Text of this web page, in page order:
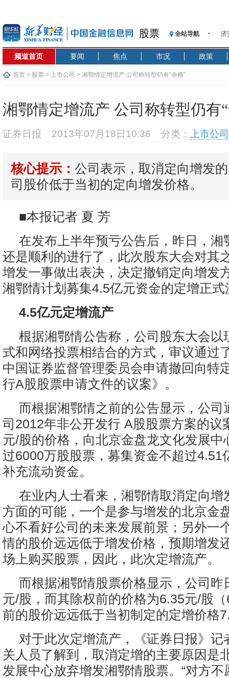
股票 全站导航
济
【
基
恒
频道首页 要闻 焦点 市况 政策
首页 > 股票 > 上市公司 > 湘鄂情定增流产 公司称转型仍有“余粮”
湘鄂情定增流产 公司称转型仍有
证券日报 2013年07月18日10:36 分类： 上市公司
核心提示： 公司表示，取消定向增发
司股价低于当初的定向增发价格。
■本报记者 夏 芳
在发布上半年预亏公告后，昨日，湘
还是顺利的进行了，此次股东大会对其
增发一事做出表决，决定撤销定向增发
湘鄂情计划募集4.5亿元资金的定增正式
4.5亿元定增流产
根据湘鄂情公告称，公司股东大会以
式和网络投票相结合的方式，审议通过
中国证券监督管理委员会申请撤回向特
行A股股票申请文件的议案》。
而根据湘鄂情之前的公告显示，公司
司2012年非公开发行 A股股票方案的议
元/股的价格，向北京金盘龙文化发展中
过6000万股股票，募集资金不超过4.51
补充流动资金。
在业内人士看来，湘鄂情取消定向增
方面的可能，一个是参与增发的北京金
心不看好公司的未来发展前景；另外一
情的股价远远低于增发价格，预期增发
场上购买股票，因此，此次定增流产。
而根据湘鄂情股票价格显示，公司昨
元/股，而其除权前的价格为6.35元/股
前的股价远远低于当初制定的定增价格
对于此次定增流产，《证券日报》记
关人员了解到，取消定增的主要原因是
发展中心放弃增发湘鄂情股票。“对方